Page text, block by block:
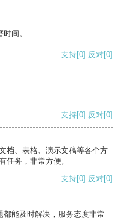
间。
支持[0] 反对[0]
支持[0] 反对[0]
档、表格、演示文稿等各个方
任务，非常方便。
支持[0] 反对[0]
能及时解决，服务态度非常